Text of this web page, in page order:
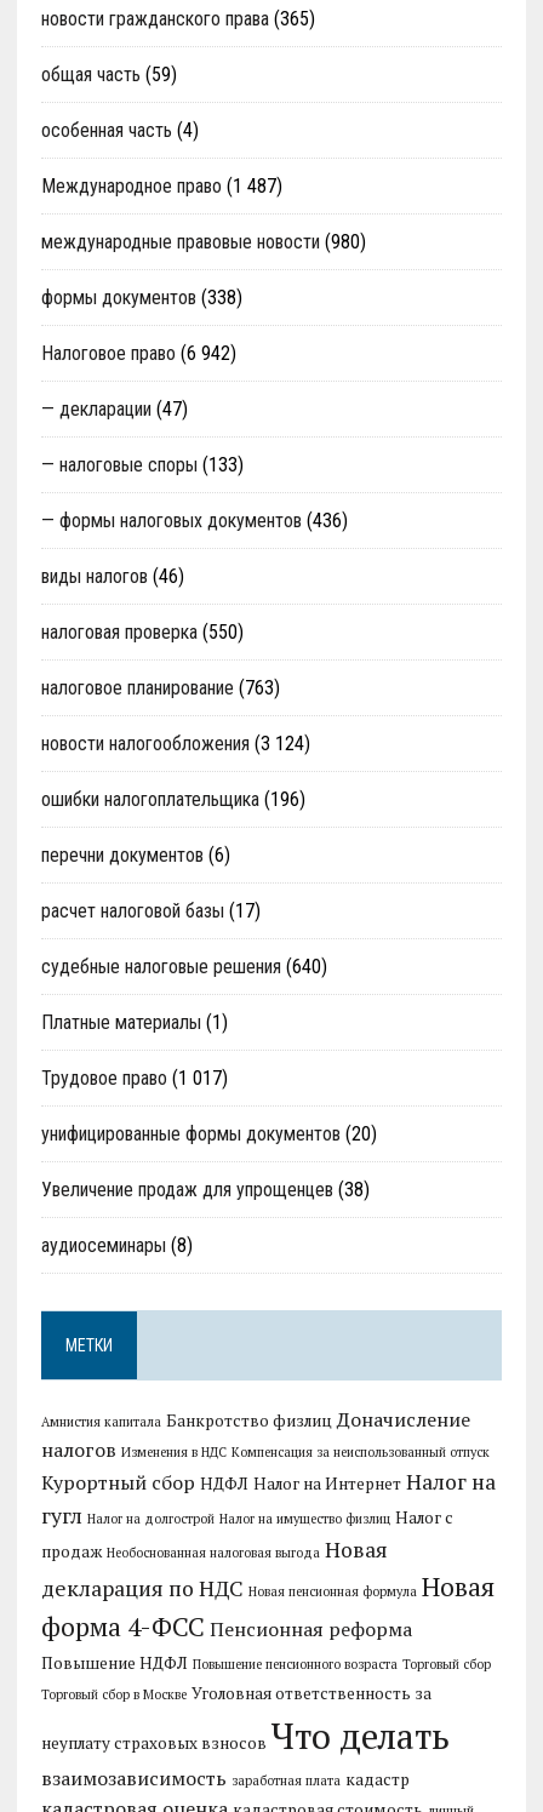
новости гражданского права(365)
общая часть (59)
особенная часть (4)
Международное право (1 487)
международные правовые новости (980)
формы документов (338)
Налоговое право (6 942)
— декларации (47)
— налоговые споры (133)
— формы налоговых документов (436)
виды налогов (46)
налоговая проверка(550)
налоговое планирование (763)
новости налогообложения (3 124)
ошибки налогоплательщика(196)
перечни документов (6)
расчет налоговой базы (17)
судебные налоговые решения (640)
Платные материалы (1)
Трудовое право (1 017)
унифицированные формы документов (20)
Увеличение продаж для упрощенцев (38)
аудиосеминары (8)
МЕТКИ
Амнистия капитала Банкротство физлиц Доначисление
налогов Изменения в НДС Компенсация за неиспользованный отпуск
Курортный сбор НДФЛ Налог на Интернет Налог на
гугл Налог на долгострой Налог на имущество физлиц Налог с
продаж Необоснованная налоговая выгода Новая
декларация по НДС Новая пенсионная формула Новая
форма 4-ФСС Пенсионная реформа
Повышение НДФЛ Повышение пенсионного возраста Торговый сбор
Торговый сбор в Москве Уголовная ответственность за
неуплату страховых взносов Что делать
взаимозависимость заработная плата кадастр